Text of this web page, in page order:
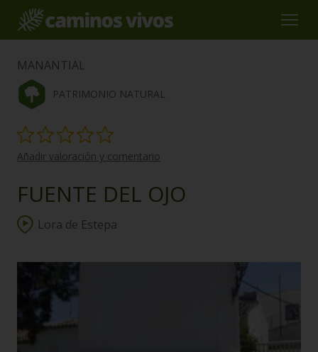
MANANTIAL
PATRIMONIO NATURAL
Añadir valoración y comentario
FUENTE DEL OJO
Lora de Estepa